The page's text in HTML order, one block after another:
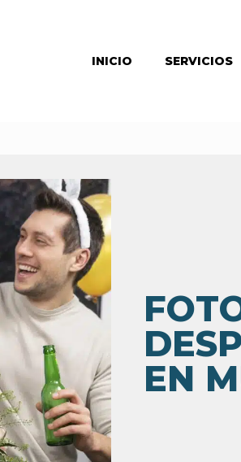
INICIO SERVICIOS
EN